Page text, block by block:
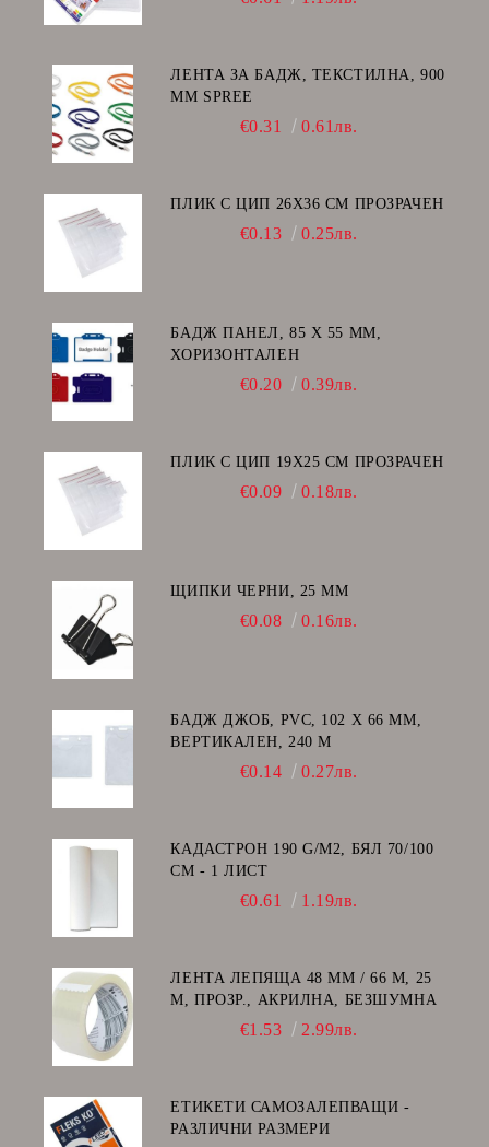
ЛЕНТА ЗА БАДЖ, ТЕКСТИЛНА, 900
ММ SPREE
€0.31 0.61лв.
ПЛИК С ЦИП 26X36 CM ПРОЗРАЧЕН
€0.13 0.25лв.
БАДЖ ПАНЕЛ, 85 Х 55 ММ,
ХОРИЗОНТАЛЕН
€0.20 0.39лв.
ПЛИК С ЦИП 19X25 CM ПРОЗРАЧЕН
€0.09 0.18лв.
ЩИПКИ ЧЕРНИ, 25 ММ
€0.08 0.16лв.
БАДЖ ДЖОБ, PVC, 102 Х 66 ММ,
ВЕРТИКАЛЕН, 240 Μ
€0.14 0.27лв.
КАДАСТРОН 190 G/M2, БЯЛ 70/100
СМ - 1 ЛИСТ
€0.61 1.19лв.
ЛЕНТА ЛЕПЯЩА 48 ММ / 66 М, 25
Μ, ПРОЗР., АКРИЛНА, БЕЗШУМНА
€1.53 2.99лв.
ЕТИКЕТИ САМОЗАЛЕПВАЩИ -
РАЗЛИЧНИ РАЗМЕРИ